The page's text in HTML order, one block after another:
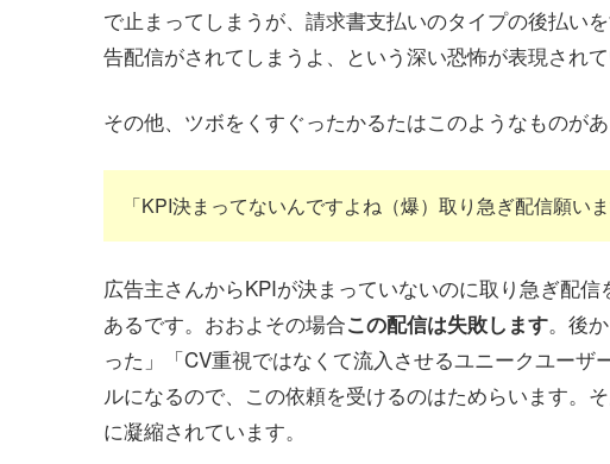
で止まってしまうが、請求書支払いのタイプの後払い
告配信がされてしまうよ、という深い恐怖が表現され
その他、ツボをくすぐったかるたはこのようなものがあ
「KPI決まってないんですよね（爆）取り急ぎ配信願いま
広告主さんからKPIが決まっていないのに取り急ぎ配
あるです。おおよその場合この配信は失敗します。後
った」「CV重視ではなくて流入させるユニークユー
ルになるので、この依頼を受けるのはためらいます。
に凝縮されています。